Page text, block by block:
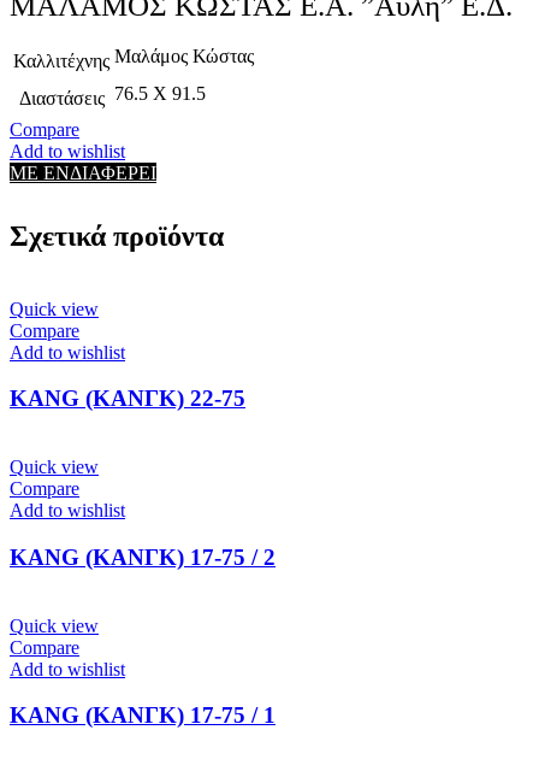
Καλλιτέχνης Μαλάμος Κώστας
Διαστάσεις 76.5 Χ 91.5
Compare
Add to wishlist
ΜΕ ΕΝΔΙΑΦΕΡΕΙ
Σχετικά προϊόντα
Quick view
Compare
Add to wishlist
KANG (ΚΑΝΓΚ) 22-75
Quick view
Compare
Add to wishlist
KANG (ΚΑΝΓΚ) 17-75 / 2
Quick view
Compare
Add to wishlist
KANG (ΚΑΝΓΚ) 17-75 / 1